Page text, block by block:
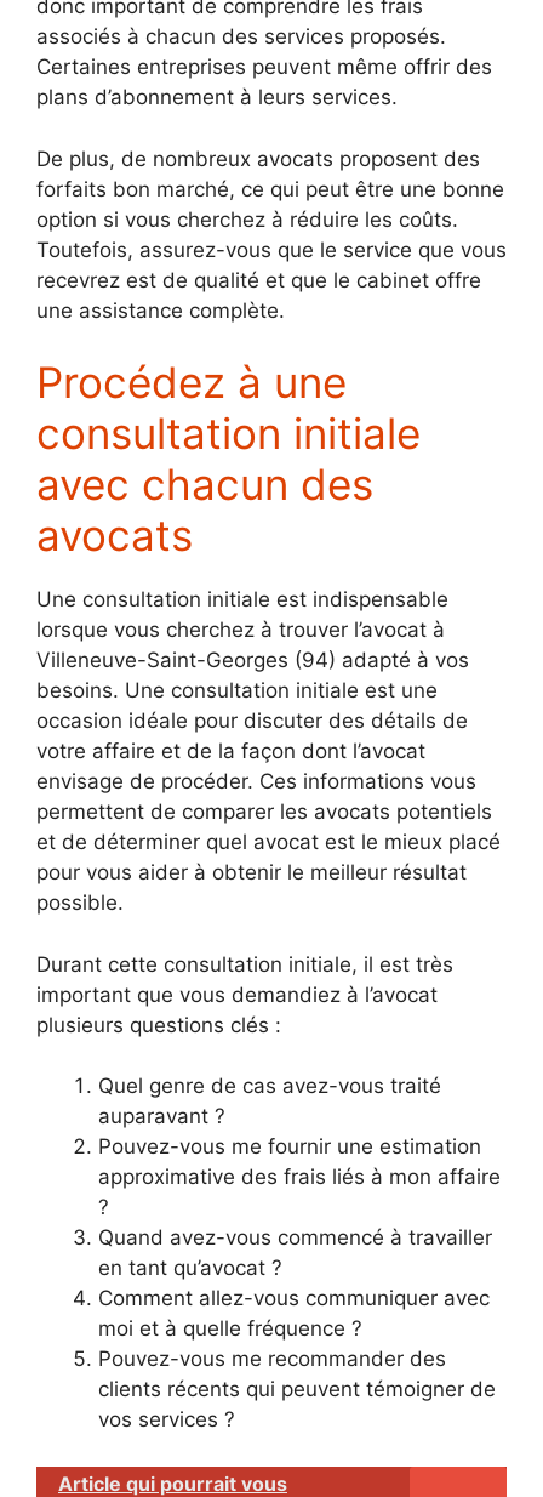
donc important de comprendre les frais
associés à chacun des services proposés.
Certaines entreprises peuvent même offrir des
plans d’abonnement à leurs services.
De plus, de nombreux avocats proposent des
forfaits bon marché, ce qui peut être une bonne
option si vous cherchez à réduire les coûts.
Toutefois, assurez-vous que le service que vous
recevrez est de qualité et que le cabinet offre
une assistance complète.
Procédez à une
consultation initiale
avec chacun des
avocats
Une consultation initiale est indispensable
lorsque vous cherchez à trouver l’avocat à
Villeneuve-Saint-Georges (94) adapté à vos
besoins. Une consultation initiale est une
occasion idéale pour discuter des détails de
votre affaire et de la façon dont l’avocat
envisage de procéder. Ces informations vous
permettent de comparer les avocats potentiels
et de déterminer quel avocat est le mieux placé
pour vous aider à obtenir le meilleur résultat
possible.
Durant cette consultation initiale, il est très
important que vous demandiez à l’avocat
plusieurs questions clés :
Quel genre de cas avez-vous traité
auparavant ?
Pouvez-vous me fournir une estimation
approximative des frais liés à mon affaire
?
Quand avez-vous commencé à travailler
en tant qu’avocat ?
Comment allez-vous communiquer avec
moi et à quelle fréquence ?
Pouvez-vous me recommander des
clients récents qui peuvent témoigner de
vos services ?
Article qui pourrait vous